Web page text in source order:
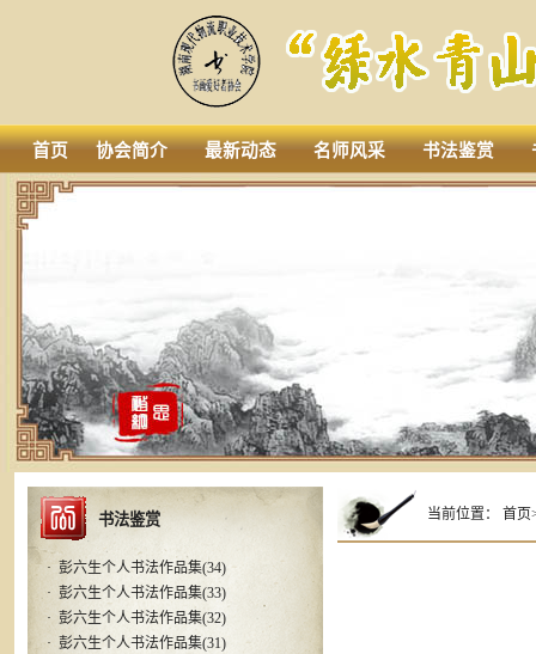
首页 协会简介 最新动态 名师风采 书法鉴赏
书法鉴赏
· 彭六生个人书法作品集(34)
· 彭六生个人书法作品集(33)
· 彭六生个人书法作品集(32)
· 彭六生个人书法作品集(31)
当前位置：首页